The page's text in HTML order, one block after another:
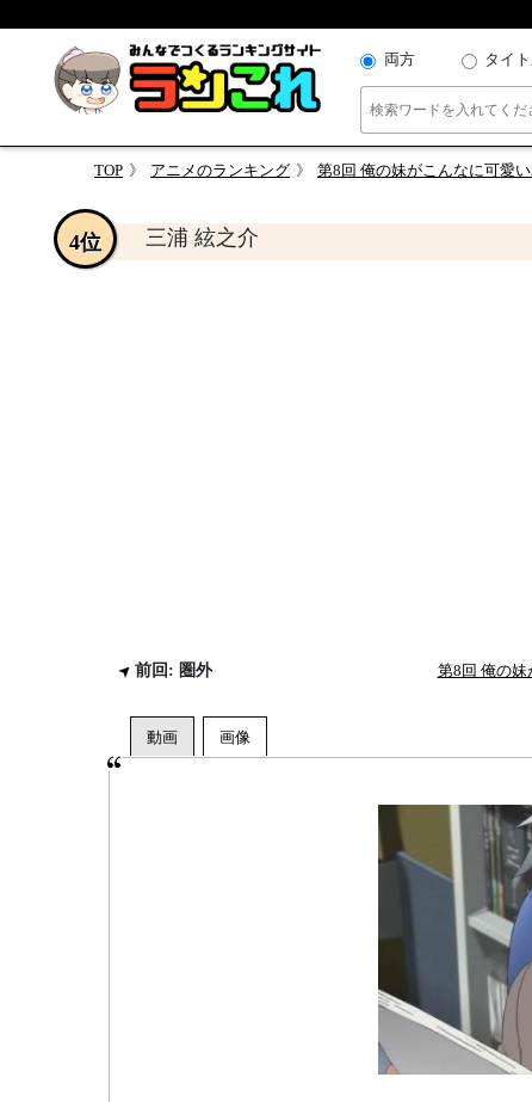
両方 タイ
TOP アニメのランキング 第8回 俺の妹がこんなに可愛
三浦 絃之介
4位
前回: 圏外 第8回 俺の